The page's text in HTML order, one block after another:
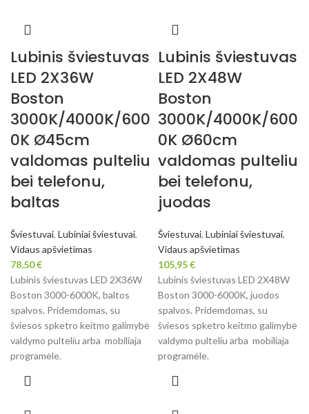
Lubinis šviestuvas
LED 2X36W
Boston
3000K/4000K/600
0K Ø45cm
valdomas pulteliu
bei telefonu,
baltas
Šviestuvai, Lubiniai šviestuvai,
Vidaus apšvietimas
78,50€
Lubinis šviestuvas LED 2X36W
Boston 3000-6000K, baltos
spalvos. Pridemdomas, su
šviesos spketro keitmo galimybė
valdymo pulteliu arba mobiliaja
programėle.
Lubinis šviestuvas
LED 2X48W
Boston
3000K/4000K/600
0K Ø60cm
valdomas pulteliu
bei telefonu,
juodas
Šviestuvai, Lubiniai šviestuvai,
Vidaus apšvietimas
105,95€
Lubinis šviestuvas LED 2X48W
Boston 3000-6000K, juodos
spalvos. Pridemdomas, su
šviesos spketro keitmo galimybė
valdymo pulteliu arba mobiliaja
programėle.